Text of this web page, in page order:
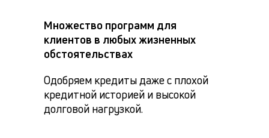
Множество программ для
клиентов в любых жизненных
обстоятельствах
Одобряем кредиты даже с плохой
кредитной историей и высокой
долговой нагрузкой.